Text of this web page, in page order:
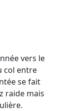
vers le
col entre
se fait
raide mais